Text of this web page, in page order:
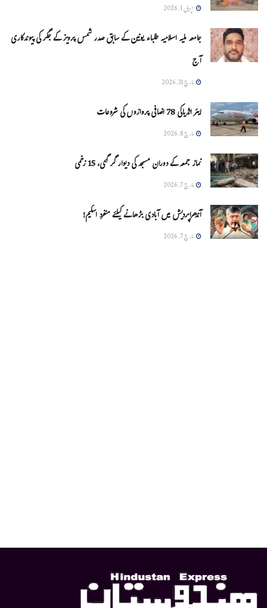
اپریل 1, 2026
جامعہ ملیہ اسلامیہ طلباء یونین کے سابق صدر شمس پرویز کے جگر کی پیوندکاری
آج
مارچ 31, 2026
ایئر انڈیاکی 78 اضافی پروازوں کی شروعات
مارچ 8, 2026
نماز جمعہ کے دوران مسجد کی دیوار گر گئی، 15 زخمی
مارچ 7, 2026
آندھراپردیش میں آبادی بڑھانے کیلئے منفرد اسکیم!
مارچ 7, 2026